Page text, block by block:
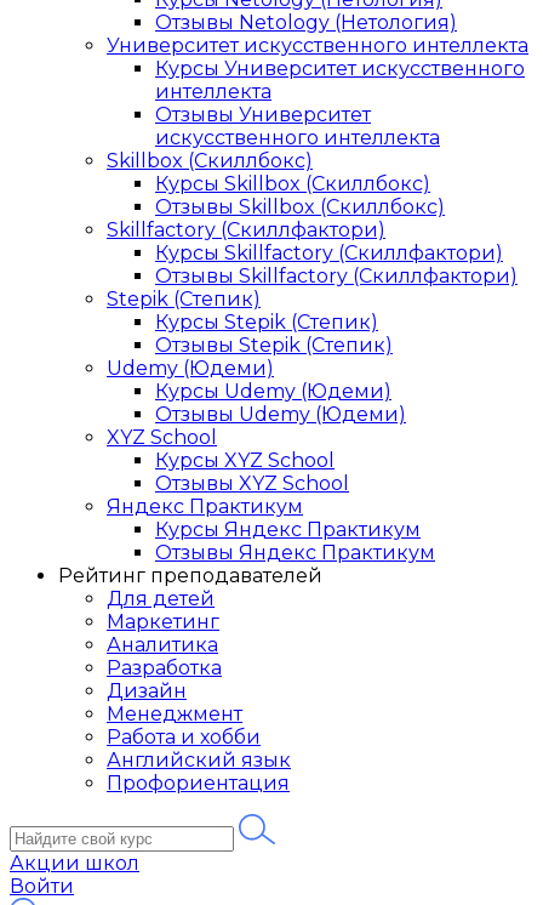
Отзывы Netology (Нетология)
Университет искусственного интеллекта
Курсы Университет искусственного
интеллекта
Отзывы Университет
искусственного интеллекта
Skillbox (Скиллбокс)
Курсы Skillbox (Скиллбокс)
Отзывы Skillbox (Скиллбокс)
Skillfactory (Скиллфактори)
Курсы Skillfactory (Скиллфактори)
Отзывы Skillfactory (Скиллфактори)
Stepik (Степик)
Курсы Stepik (Степик)
Отзывы Stepik (Степик)
Udemy (Юдеми)
Курсы Udemy (Юдеми)
Отзывы Udemy (Юдеми)
XYZ School
Курсы XYZ School
Отзывы XYZ School
Яндекс Практикум
Курсы Яндекс Практикум
Отзывы Яндекс Практикум
Рейтинг преподавателей
Для детей
Маркетинг
Аналитика
Разработка
Дизайн
Менеджмент
Работа и хобби
Английский язык
Профориентация
Акции школ
Войти